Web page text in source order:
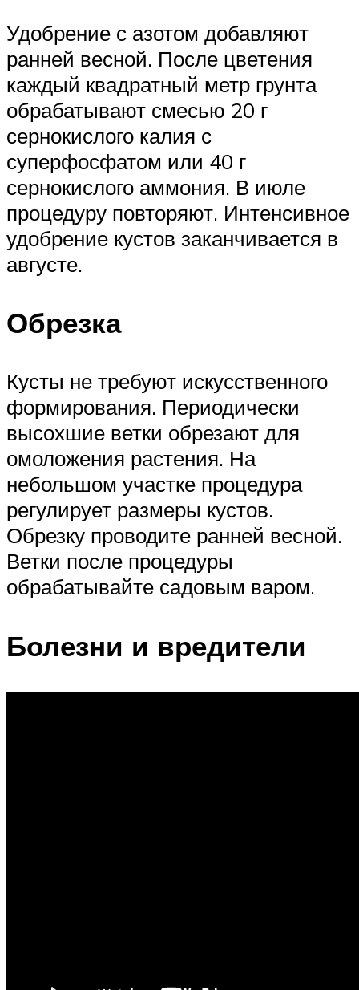
Удобрение с азотом добавляют
ранней весной. После цветения
каждый квадратный метр грунта
обрабатывают смесью 20 г
сернокислого калия с
суперфосфатом или 40 г
сернокислого аммония. В июле
процедуру повторяют. Интенсивное
удобрение кустов заканчивается в
августе.
Обрезка
Кусты не требуют искусственного
формирования. Периодически
высохшие ветки обрезают для
омоложения растения. На
небольшом участке процедура
регулирует размеры кустов.
Обрезку проводите ранней весной.
Ветки после процедуры
обрабатывайте садовым варом.
Болезни и вредители